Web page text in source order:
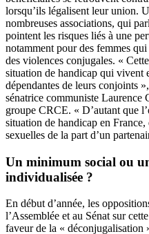
lorsqu’ils légalisent leur union.
nombreuses associations, qui
pointent les risques liés à une
notamment pour des femmes
des violences conjugales. «
situation de handicap qui vivent
dépendantes de leurs conjoints
sénatrice communiste Laurence
groupe CRCE. « D’autant que
situation de handicap en
sexuelles de la part d’un
Un minimum social ou
individualisée ?
En début d’année, les
l’Assemblée et au Sénat sur
faveur de la « déconjugalisation